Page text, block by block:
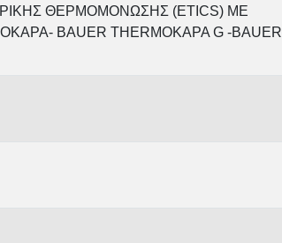
ΘΕΡΜΟΜΟΝΩΣΗΣ (ΕΤΙCS) ΜΕ
BAUER THERMOKAPA G -BAUER